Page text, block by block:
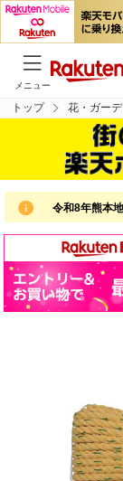
メニュー
トップ 花・ガー
令和8年熊本